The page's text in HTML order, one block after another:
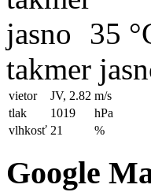
35
takmer
vietor JV, 2.82 m/s
tlak
1019
hPa
vlhkosť 21 %
Google